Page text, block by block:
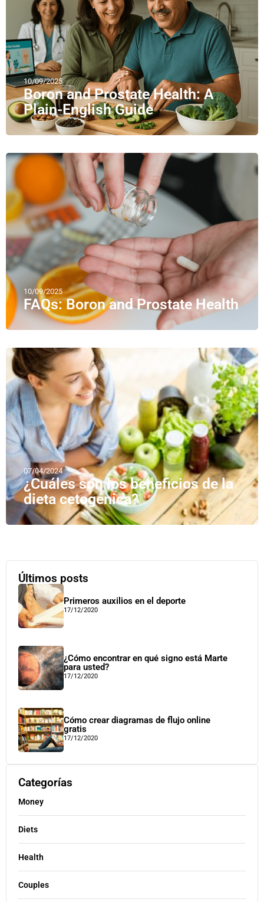
10/09/2025
Boron and Prostate Health: A
Plain-English Guide
10/09/2025
FAQs: Boron and Prostate Health
07/04/2024
¿Cuáles son los beneficios de la
dieta cetogénica?
Últimos posts
Primeros auxilios en el deporte
17/12/2020
¿Cómo encontrar en qué signo está Marte
para usted?
17/12/2020
Cómo crear diagramas de flujo online
gratis
17/12/2020
Categorías
Money
Diets
Health
Couples